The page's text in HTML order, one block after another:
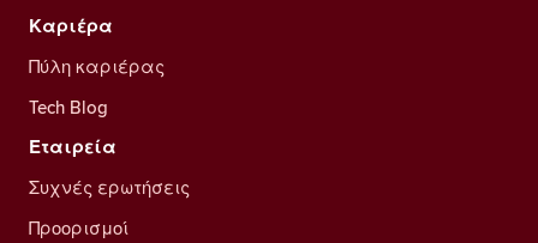
Καριέρα
Πύλη καριέρας
Tech Blog
Εταιρεία
Συχνές ερωτήσεις
Προορισμοί